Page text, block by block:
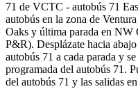
71 de VCTC - autobús 71
autobús en la zona de
Oaks y última parada en NW
P&R). Desplázate hacia
autobús 71 a cada parada y
programada del autobús 71.
del autobús 71 y las salidas